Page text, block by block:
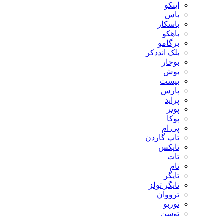
اینکو
باس
باسکار
باهکو
برگامو
بلک انددکر
بوجار
بوش
بیست
پارس
پراید
پوتر
پوکا
پی ام
تاپ گاردن
تاپکس
تات
تام
تایگر
تایگر تولز
ترووان
توربو
توسن